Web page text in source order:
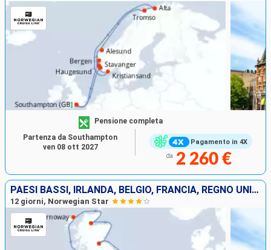
Pagamento in 4X
Pensione completa
da 2 260 €
Partenza da Southampton
ven 08 ott 2027
PAESI BASSI, IRLANDA, BELGIO, FRANCIA, REGNO UNITO
12 giorni, Norwegian Star